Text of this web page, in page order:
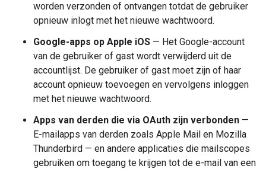
worden verzonden of ontvangen totdat de gebruiker
opnieuw inlogt met het nieuwe wachtwoord.
Google-apps op Apple iOS — Het Google-account
van de gebruiker of gast wordt verwijderd uit de
accountlijst. De gebruiker of gast moet zijn of haar
account opnieuw toevoegen en vervolgens inloggen
met het nieuwe wachtwoord.
Apps van derden die via OAuth zijn verbonden —
E-mailapps van derden zoals Apple Mail en Mozilla
Thunderbird — en andere applicaties die mailscopes
gebruiken om toegang te krijgen tot de e-mail van een